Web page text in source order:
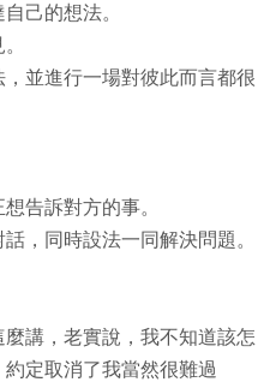
己的想法。
並進行一場對彼此而言都很
告訴對方的事。
，同時設法一同解決問題。
講，老實說，我不知道該怎
定取消了我當然很難過